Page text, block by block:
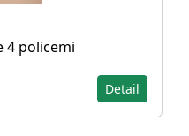
4 policemi
Detail